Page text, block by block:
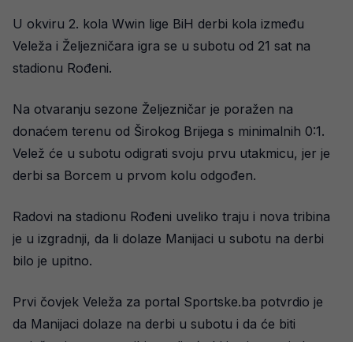
U okviru 2. kola Wwin lige BiH derbi kola između
Veleža i Željezničara igra se u subotu od 21 sat na
stadionu Rođeni.
Na otvaranju sezone Željezničar je poražen na
donaćem terenu od Širokog Brijega s minimalnih 0:1.
Velež će u subotu odigrati svoju prvu utakmicu, jer je
derbi sa Borcem u prvom kolu odgođen.
Radovi na stadionu Rođeni uveliko traju i nova tribina
je u izgradnji, da li dolaze Manijaci u subotu na derbi
bilo je upitno.
Prvi čovjek Veleža za portal Sportske.ba potvrdio je
da Manijaci dolaze na derbi u subotu i da će biti